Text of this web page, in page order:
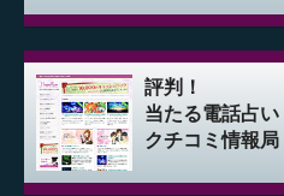
評判！
当たる電話占い
クチコミ情報局